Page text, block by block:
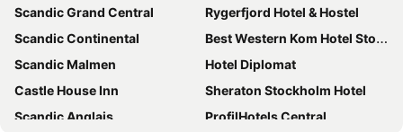
Scandic Grand Central
Rygerfjord Hotel & Hostel
Scandic Continental
Best Western Kom Hotel Stockholm
Scandic Malmen
Hotel Diplomat
Castle House Inn
Sheraton Stockholm Hotel
Scandic Anglais
ProfilHotels Central